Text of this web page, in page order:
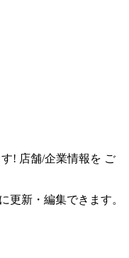
! 店舗/企業情報を ご
更新・編集できます。